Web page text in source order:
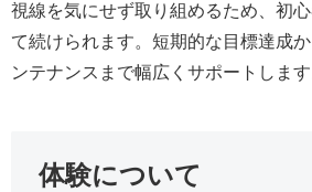
視線を気にせず取り組めるため、初
て続けられます。短期的な目標達成
ンテナンスまで幅広くサポートします
体験について